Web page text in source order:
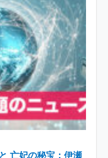
亡妃の秘宝：伊瀬